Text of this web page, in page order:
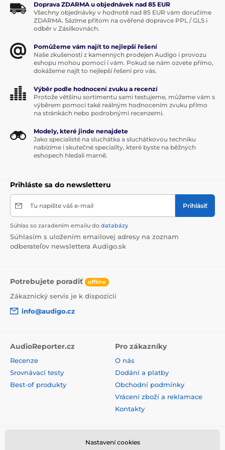
Doprava ZDARMA u objednávek nad 85 EUR
Všechny objednávky v hodnotě nad 85 EUR vám doručíme
ZDARMA. Sázíme přitom na ověřené dopravce PPL / GLS i
odběr v Zásilkovnách.
Pomůžeme vám najít to nejlepší řešení
Naše zkušenosti z kamenných prodejen Audigo i provozu
eshopu mohou pomoci i vám. Pokud se nám ozvete přímo,
dokážeme najít to nejlepší řešení pro vás.
Výběr podle hodnocení zvuku a recenzí
Protože většinu sortimentu sami testujeme, můžeme vám s
výběrem pomoci také reálným hodnocením zvuku přímo
na stránkách nebo podrobnými recenzemi.
Modely, které jinde nenajdete
Jako specialisté na sluchátka a sluchátkovou techniku
nabízíme i skutečné speciality, které byste na běžných
eshopech hledali marně.
Prihláste sa do newsletteru
Tu napíšte váš e-mail Prihlásiť
Súhlas so zaradením emailu do databázy
Súhlasím s uložením emailovej adresy na zoznam
odberateľov newslettera Audigo.sk
Potrebujete poradiť offline
Zákaznický servis je k dispozícii
info@audigo.cz
AudioReporter.cz
Recenze
Srovnávací testy
Best-of produkty
Pro zákazníky
O nás
Dodání a platby
Obchodní podmínky
Vrácení zboží a reklamace
Kontakty
Nastavení cookies